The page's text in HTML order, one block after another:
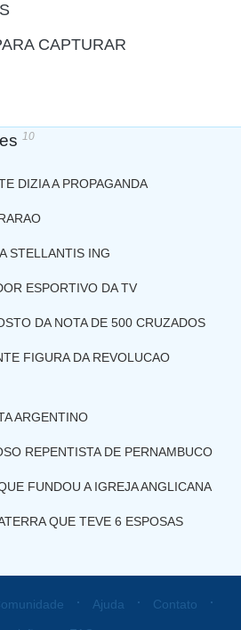
CAPTURAR
10
DIZIA A PROPAGANDA
STELLANTIS ING
ESPORTIVO DA TV
DA NOTA DE 500 CRUZADOS
FIGURA DA REVOLUCAO
ARGENTINO
REPENTISTA DE PERNAMBUCO
FUNDOU A IGREJA ANGLICANA
QUE TEVE 6 ESPOSAS
⋅ Ajuda ⋅ Contato ⋅